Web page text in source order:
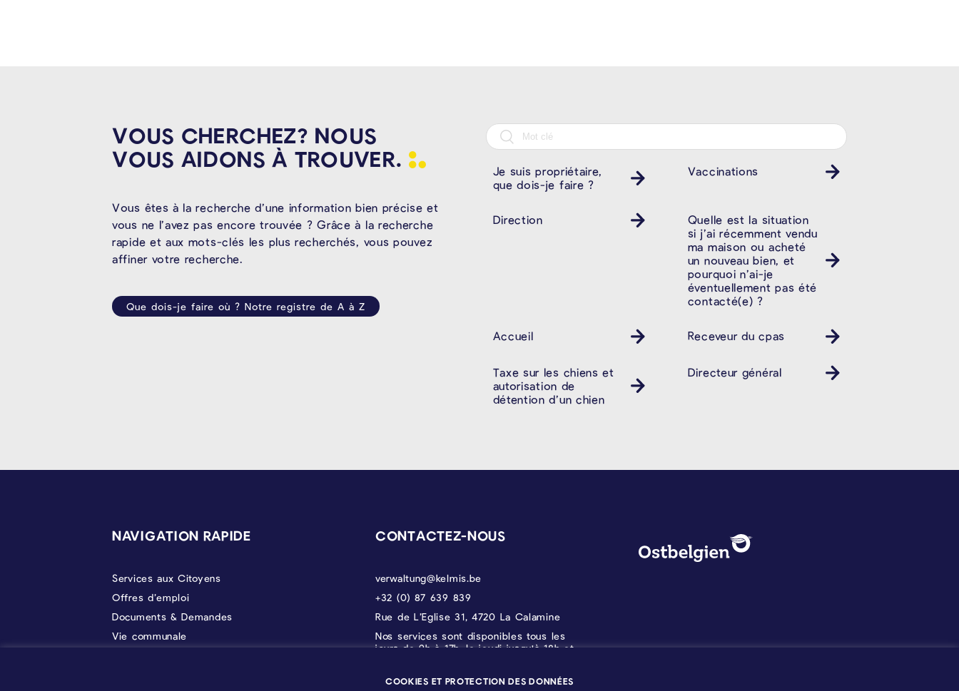
VOUS CHERCHEZ? NOUS
VOUS AIDONS À TROUVER.
Vous êtes à la recherche d’une information bien précise et
vous ne l’avez pas encore trouvée ? Grâce à la recherche
rapide et aux mots-clés les plus recherchés, vous pouvez
affiner votre recherche.
Que dois-je faire où ? Notre registre de A à Z
Je suis propriétaire,
que dois-je faire ?
Vaccinations
Direction
Quelle est la situation
si j’ai récemment vendu
ma maison ou acheté
un nouveau bien, et
pourquoi n’ai-je
éventuellement pas été
contacté(e) ?
Accueil Receveur du cpas
Taxe sur les chiens et
autorisation de
détention d’un chien
Directeur général
NAVIGATION RAPIDE
Services aux Citoyens
Offres d’emploi
Documents & Demandes
Vie communale
CONTACTEZ-NOUS
verwaltung@kelmis.be
+32 (0) 87 639 839
Rue de L’Eglise 31, 4720 La Calamine
Nos services sont disponibles tous les
jours de 9h à 17h, le jeudi jusqu'à 18h et
PROTECTION DES DONNÉES,
COOKIES ET PROTECTION DES DONNÉES